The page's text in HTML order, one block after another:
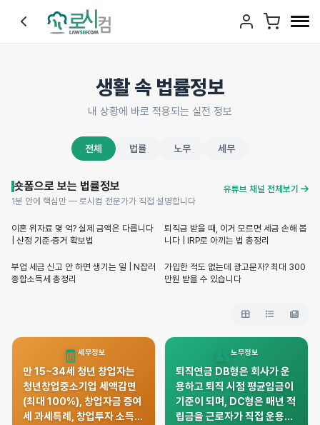
생활 속 법률정보
내 상황에 바로 적용되는 실전 정보
전체 법률 노무 세무
숏폼으로 보는 법률정보
유튜브 채널 전체보기
1분 안에 핵심만 — 로시컴 전문가가 직접 설명합니다
Shorts
이혼 위자료 몇 억? 실제 금액은 다릅니다
| 산정 기준·증거 확보법
Shorts
퇴직금 받을 때, 이거 모르면 세금 손해 봅
니다 | IRP로 아끼는 법 총정리
Shorts
부업 세금 신고 안 하면 생기는 일 | N잡러
종합소득세 총정리
Shorts
가입한 적도 없는데 광고문자? 최대 300
만원 받을 수 있습니다
🧾 세무정보
만 15~34세 청년 창업자는
청년창업중소기업 세액감면
(최대 100%), 창업자금 증여
세 과세특례, 창업투자 소득공
노무정보
퇴직연금 DB형은 회사가 운
용하고 퇴직 시점 평균임금이
기준이 되며, DC형은 매년 적
립금을 근로자가 직접 운용합